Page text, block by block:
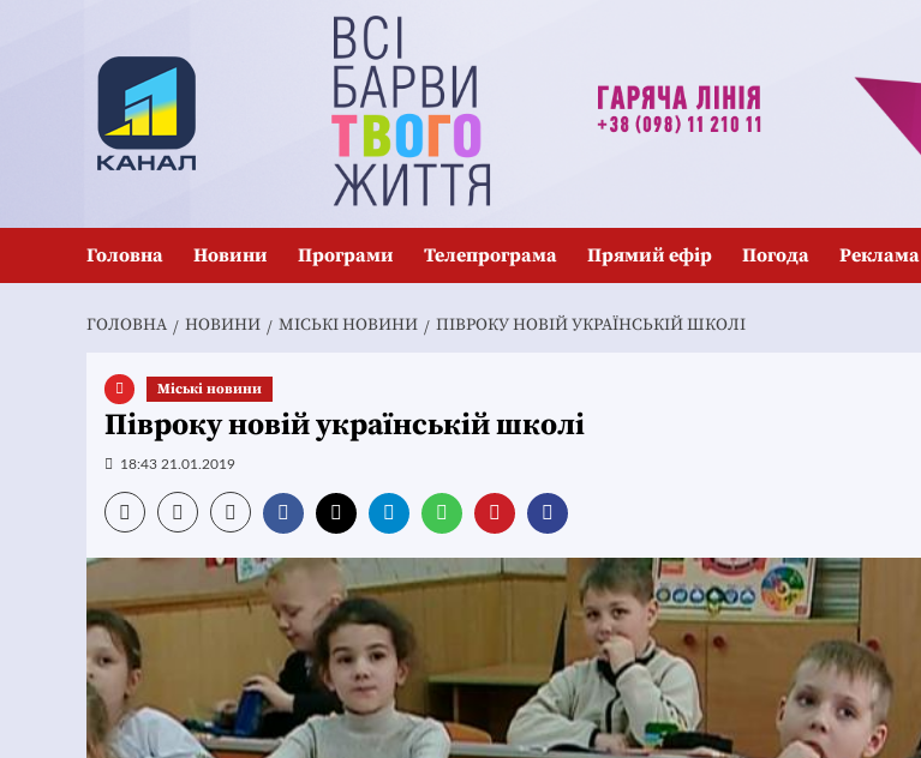
Головна Новини Програми Телепрограма Прямий ефір Погода Реклама
ГОЛОВНА НОВИНИ MІСЬКІ НОВИНИ ПІВРОКУ НОВІЙ УКРАЇНСЬКІЙ ШКОЛІ
Mіські новини
Півроку новій українській школі
18:43 21.01.2019